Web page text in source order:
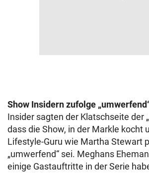
Show Insidern zufolge
Insider sagten der Klatschseite der
dass die Show, in der Markle kocht
Lifestyle-Guru wie Martha Stewart
„umwerfend“ sei. Meghans
einige Gastauftritte in der Serie